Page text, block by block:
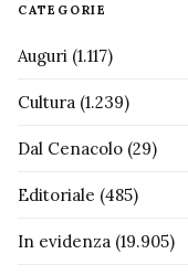
CATEGORIE
Auguri (1.117)
Cultura (1.239)
Dal Cenacolo (29)
Editoriale (485)
In evidenza (19.905)